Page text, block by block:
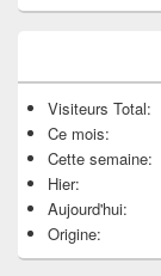
Visiteurs Total:
Ce mois:
Cette semaine:
Hier:
Aujourd'hui:
Origine: